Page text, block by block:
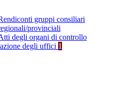
gruppi consiliari
provinciali
degli organi di controllo
degli uffici 1